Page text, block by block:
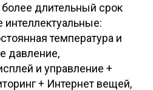
длительный срок
температура и
давление,
и управление +
+ Интернет вещей,